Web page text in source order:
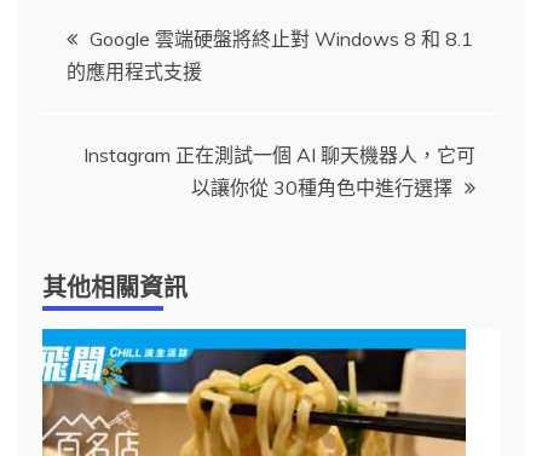
文
章
Google 雲端硬盤將終止對 Windows 8 和 8.1
的應用程式支援
Instagram 正在測試一個 AI 聊天機器人，它可
以讓你從 30種角色中進行選擇
其他相關資訊